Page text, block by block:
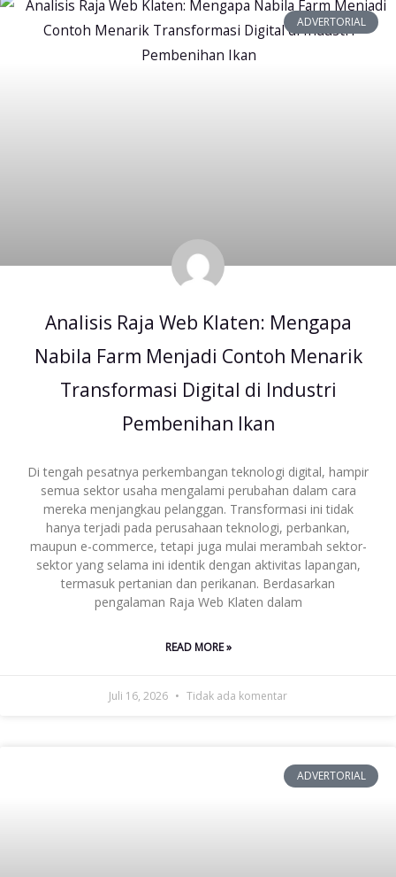
ADVERTORIAL
Analisis Raja Web Klaten: Mengapa
Nabila Farm Menjadi Contoh Menarik
Transformasi Digital di Industri
Pembenihan Ikan
Di tengah pesatnya perkembangan teknologi digital, hampir
semua sektor usaha mengalami perubahan dalam cara
mereka menjangkau pelanggan. Transformasi ini tidak
hanya terjadi pada perusahaan teknologi, perbankan,
maupun e-commerce, tetapi juga mulai merambah sektor-
sektor yang selama ini identik dengan aktivitas lapangan,
termasuk pertanian dan perikanan. Berdasarkan
pengalaman Raja Web Klaten dalam
READ MORE »
Juli 16, 2026 Tidak ada komentar
ADVERTORIAL